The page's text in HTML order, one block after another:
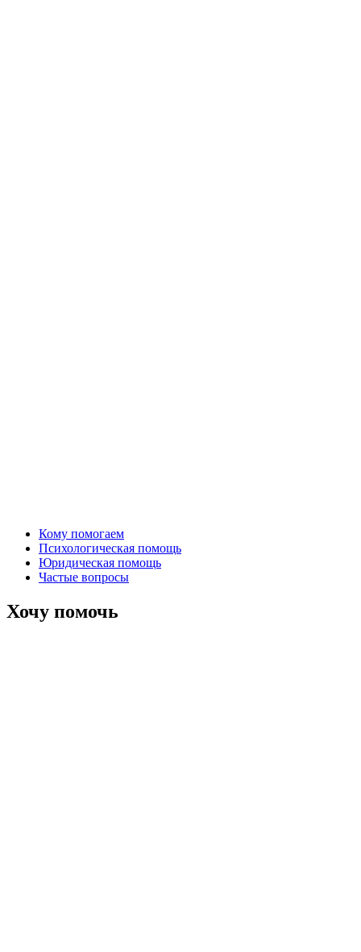
Кому помогаем
Психологическая помощь
Юридическая помощь
Частые вопросы
Хочу помочь